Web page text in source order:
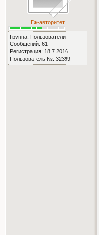
Еж-авторитет
Группа: Пользователи
Сообщений: 61
Регистрация: 18.7.2016
Пользователь №: 32399